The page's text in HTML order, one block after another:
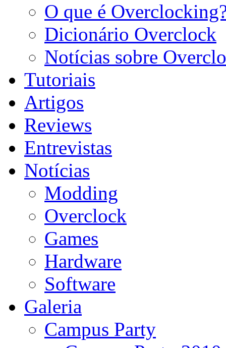
O que é
Dicionário Overclock
Notícias sobre
Tutoriais
Artigos
Reviews
Entrevistas
Notícias
Modding
Overclock
Games
Hardware
Software
Galeria
Campus Party